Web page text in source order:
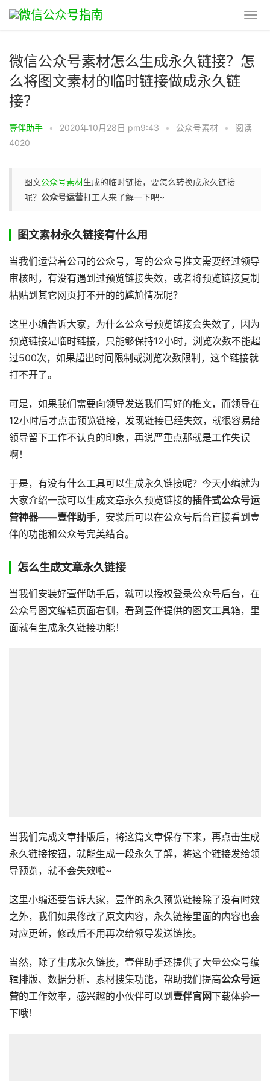
微信公众号素材怎么生成永久链接？怎
么将图文素材的临时链接做成永久链
接？
壹伴助手 • 2020年10月28日 pm9:43 • 公众号素材 •
阅读
4020
图文公众号素材生成的临时链接，要怎么转换成永久链接
呢？ 公众号运营打工人来了解一下吧~
图文素材永久链接有什么用
当我们运营着公司的公众号，写的公众号推文需要经过领导
审核时，有没有遇到过预览链接失效，或者将预览链接复制
粘贴到其它网页打不开的的尴尬情况呢？
这里小编告诉大家，为什么公众号预览链接会失效了，因为
预览链接是临时链接，只能够保持12小时，浏览次数不能超
过500次，如果超出时间限制或浏览次数限制，这个链接就
打不开了。
可是，如果我们需要向领导发送我们写好的推文，而领导在
12小时后才点击预览链接，发现链接已经失效，就很容易给
领导留下工作不认真的印象，再说严重点那就是工作失误
啊！
于是，有没有什么工具可以生成永久链接呢？今天小编就为
大家介绍一款可以生成文章永久预览链接的插件式公众号运
营神器——壹伴助手，安装后可以在公众号后台直接看到壹
伴的功能和公众号完美结合。
怎么生成文章永久链接
当我们安装好壹伴助手后，就可以授权登录公众号后台，在
公众号图文编辑页面右侧，看到壹伴提供的图文工具箱，里
面就有生成永久链接功能！
当我们完成文章排版后，将这篇文章保存下来，再点击生成
永久链接按钮，就能生成一段永久了解，将这个链接发给领
导预览，就不会失效啦~
这里小编还要告诉大家，壹伴的永久预览链接除了没有时效
之外，我们如果修改了原文内容，永久链接里面的内容也会
对应更新，修改后不用再次给领导发送链接。
当然，除了生成永久链接，壹伴助手还提供了大量公众号编
辑排版、数据分析、素材搜集功能，帮助我们提高公众号运
营的工作效率，感兴趣的小伙伴可以到 壹伴官网下载体验一
下哦！